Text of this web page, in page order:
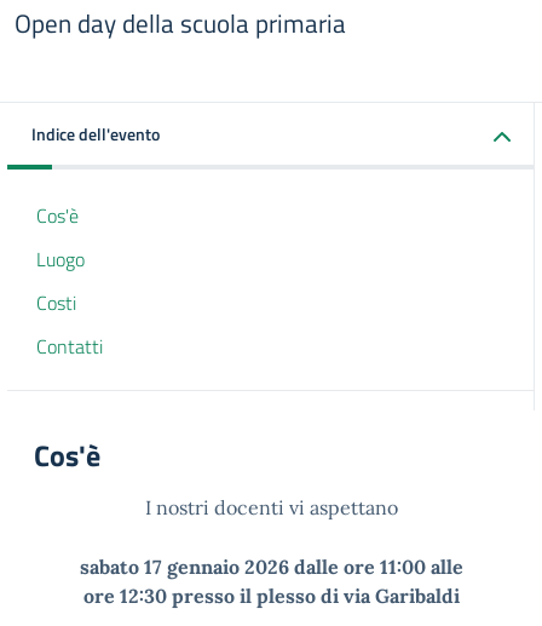
Open day della scuola primaria
Indice dell'evento
Cos'è
Luogo
Costi
Contatti
Cos'è
I nostri docenti vi aspettano
sabato 17 gennaio 2026 dalle ore 11:00 alle
ore 12:30 presso il plesso di via Garibaldi